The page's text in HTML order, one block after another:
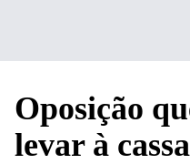
Oposição
levar à